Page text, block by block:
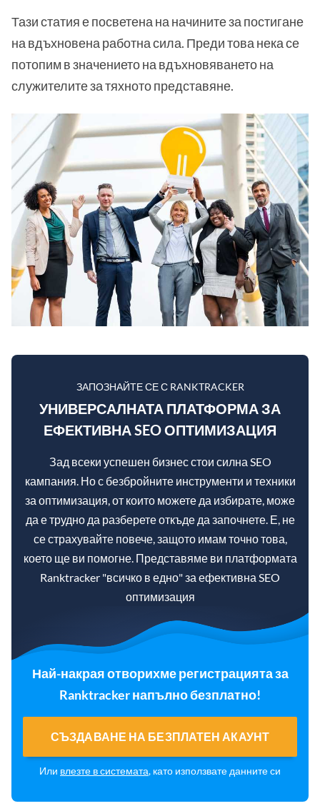
Тази статия е посветена на начините за постигане
на вдъхновена работна сила. Преди това нека се
потопим в значението на вдъхновяването на
служителите за тяхното представяне.
ЗАПОЗНАЙТЕ СЕ С RANKTRACKER
УНИВЕРСАЛНАТА ПЛАТФОРМА ЗА
ЕФЕКТИВНА SEO ОПТИМИЗАЦИЯ
Зад всеки успешен бизнес стои силна SEO
кампания. Но с безбройните инструменти и техники
за оптимизация, от които можете да избирате, може
да е трудно да разберете откъде да започнете. Е, не
се страхувайте повече, защото имам точно това,
което ще ви помогне. Представяме ви платформата
Ranktracker "всичко в едно" за ефективна SEO
оптимизация
Най-накрая отворихме регистрацията за
Ranktracker напълно безплатно!
СЪЗДАВАНЕ НА БЕЗПЛАТЕН АКАУНТ
Или влезте в системата, като използвате данните си